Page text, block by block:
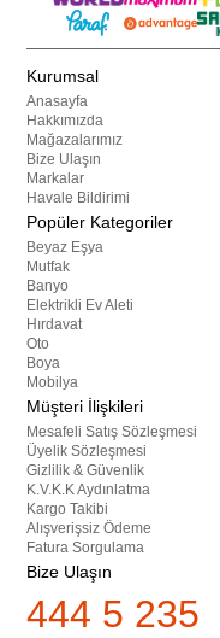
Kurumsal
Anasayfa
Hakkımızda
Mağazalarımız
Bize Ulaşın
Markalar
Havale Bildirimi
Popüler Kategoriler
Beyaz Eşya
Mutfak
Banyo
Elektrikli Ev Aleti
Hırdavat
Oto
Boya
Mobilya
Müşteri İlişkileri
Mesafeli Satış Sözleşmesi
Üyelik Sözleşmesi
Gizlilik & Güvenlik
K.V.K.K Aydınlatma
Kargo Takibi
Alışverişsiz Ödeme
Fatura Sorgulama
Bize Ulaşın
444 5 235